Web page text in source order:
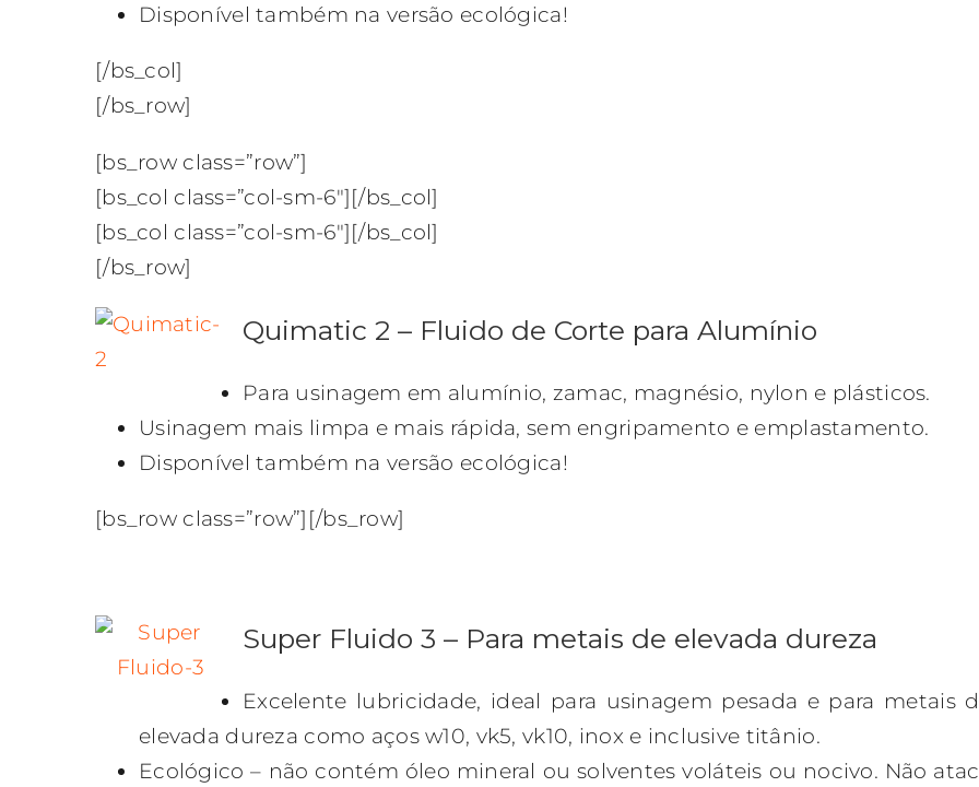
Disponível também na versão ecológica!
[/bs_col]
[/bs_row]
[bs_row class=”row”]
[bs_col class=”col-sm-6″][/bs_col]
[bs_col class=”col-sm-6″][/bs_col]
[/bs_row]
Quimatic 2 – Fluido de Corte para Alumínio
Para usinagem em alumínio, zamac, magnésio, nylon e plásticos.
Usinagem mais limpa e mais rápida, sem engripamento e emplastamento.
Disponível também na versão ecológica!
[bs_row class=”row”][/bs_row]
Super Fluido 3 – Para metais de elevada dureza
Excelente lubricidade, ideal para usinagem pesada e para metais
elevada dureza como aços w10, vk5, vk10, inox e inclusive titânio.
Ecológico – não contém óleo mineral ou solventes voláteis ou nocivo. Não